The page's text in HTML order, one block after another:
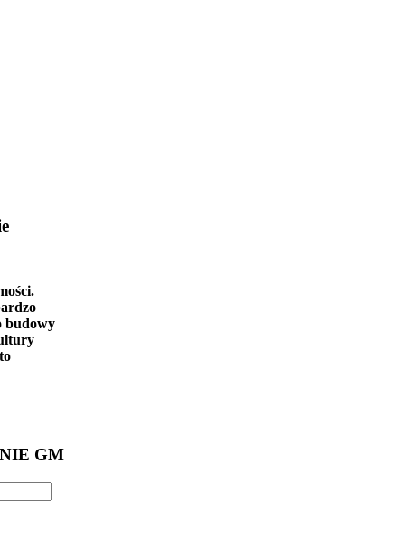
budowy
GM